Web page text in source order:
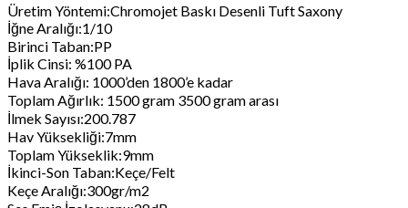
Üretim Yöntemi:Chromojet Baskı Desenli Tuft Saxony
İğne Aralığı:1/10
Birinci Taban:PP
İplik Cinsi: %100 PA
Hava Aralığı: 1000’den 1800’e kadar
Toplam Ağırlık: 1500 gram 3500 gram arası
İlmek Sayısı:200.787
Hav Yüksekliği:7mm
Toplam Yükseklik:9mm
İkinci-Son Taban:Keçe/Felt
Keçe Aralığı:300gr/m2